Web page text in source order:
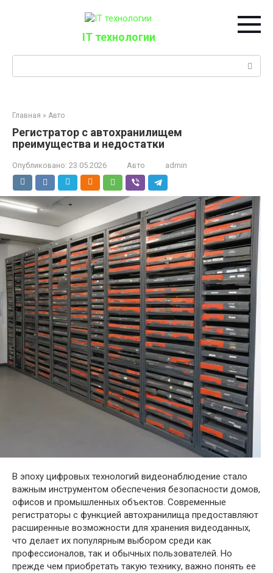
IT технологии
Главная » Авто
Регистратор с автохранилищем
преимущества и недостатки
Опубликовано: 23.05.2026 Авто admin
В эпоху цифровых технологий видеонаблюдение стало
важным инструментом обеспечения безопасности домов,
офисов и промышленных объектов. Современные
регистраторы с функцией автохранилища предоставляют
расширенные возможности для хранения видеоданных,
что делает их популярным выбором среди как
профессионалов, так и обычных пользователей. Но
прежде чем приобретать такую технику, важно понять ее